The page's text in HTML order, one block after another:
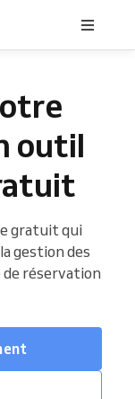
outil
gratuit qui
gestion des
réservation